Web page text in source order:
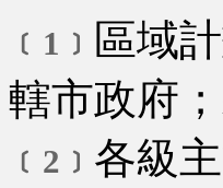
﹝1﹞ 區域
轄市政府
﹝2﹞ 各級